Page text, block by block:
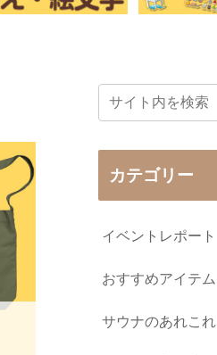
カテゴリー
イベントレポート
おすすめアイテム
サウナのあれこれ